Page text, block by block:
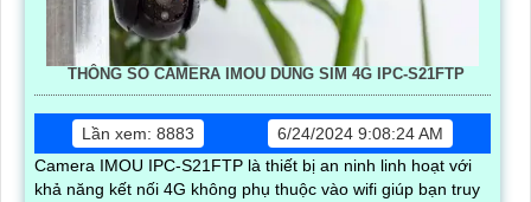
THÔNG SỐ CAMERA IMOU DÙNG SIM 4G IPC-S21FTP
Lần xem: 8883
6/24/2024 9:08:24 AM
Camera IMOU IPC-S21FTP là thiết bị an ninh linh hoạt với
khả năng kết nối 4G không phụ thuộc vào wifi giúp bạn truy